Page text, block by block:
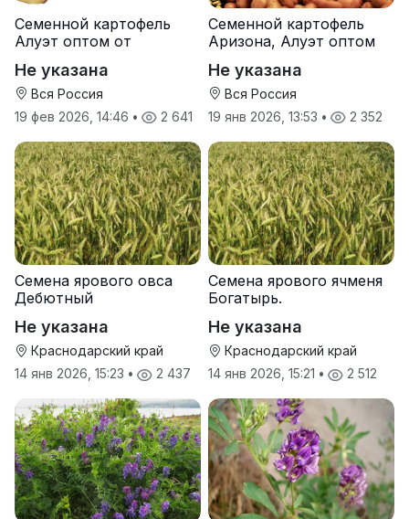
Семенной картофель
Алуэт оптом от
Не указана
Вся Россия
19 фев 2026, 14:46 • 2 641
Семенной картофель
Аризона, Алуэт оптом
Не указана
Вся Россия
19 янв 2026, 13:53 • 2 352
Семена ярового овса
Дебютный
Не указана
Краснодарский край
14 янв 2026, 15:23 • 2 437
Семена ярового ячменя
Богатырь.
Не указана
Краснодарский край
14 янв 2026, 15:21 • 2 512